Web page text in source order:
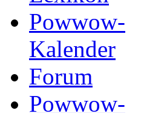
Powwow-
Kalender
Forum
Powwow-